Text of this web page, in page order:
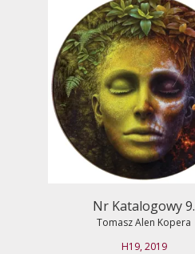
Nr Katalogowy 9.
Tomasz Alen Kopera
H19, 2019